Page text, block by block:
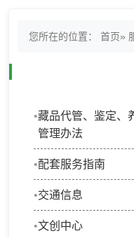
您所在的位置： 首页»
藏品代管、鉴定、
管理办法
配套服务指南
交通信息
文创中心